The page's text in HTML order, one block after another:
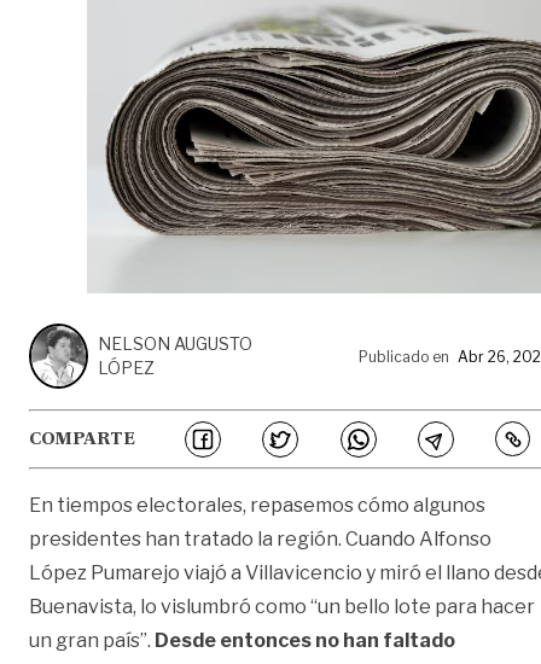
NELSON AUGUSTO
LÓPEZ
Publicado en Abr 26,
COMPARTE
En tiempos electorales, repasemos cómo algunos
presidentes han tratado la región. Cuando Alfonso
López Pumarejo viajó a Villavicencio y miró el llano
Buenavista, lo vislumbró como “un bello lote para hacer
un gran país”. Desde entonces no han faltado